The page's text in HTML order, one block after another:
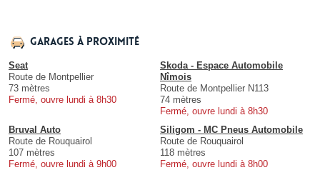
Garages à proximité
Seat
Route de Montpellier
73 mètres
Fermé, ouvre lundi à 8h30
Skoda - Espace Automobile
Nîmois
Route de Montpellier N113
74 mètres
Fermé, ouvre lundi à 8h30
Bruval Auto
Route de Rouquairol
107 mètres
Fermé, ouvre lundi à 9h00
Siligom - MC Pneus Automobile
Route de Rouquairol
118 mètres
Fermé, ouvre lundi à 8h00